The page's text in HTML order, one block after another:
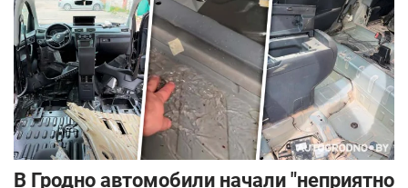
В Гродно автомобили начали "неприятно